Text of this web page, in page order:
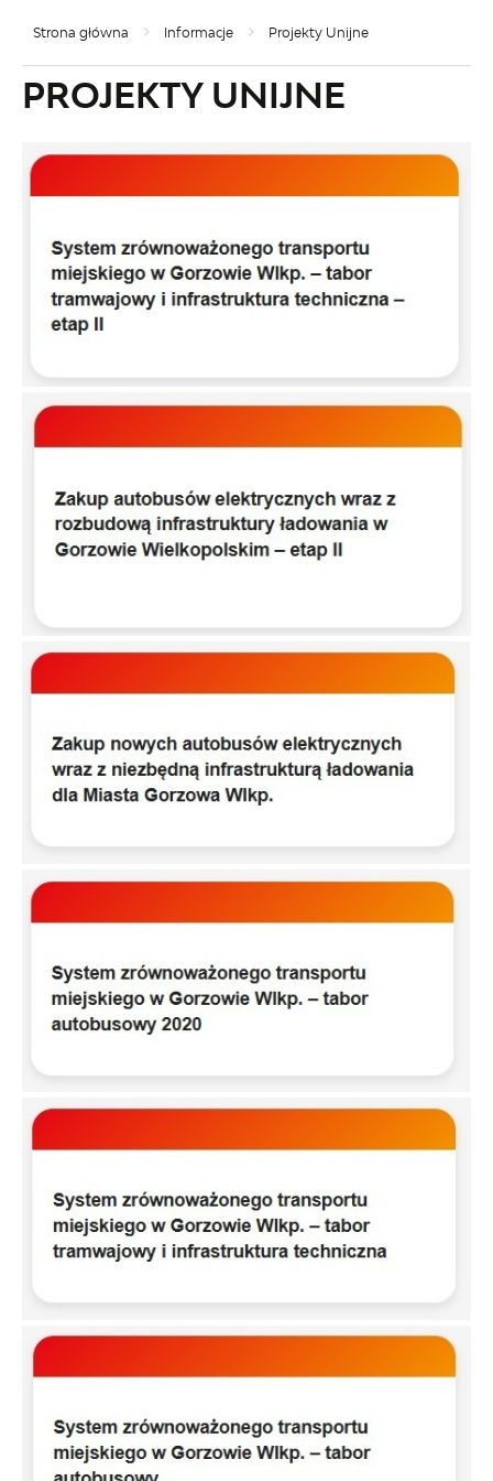
Strona główna Informacje Projekty Unijne
PROJEKTY UNIJNE